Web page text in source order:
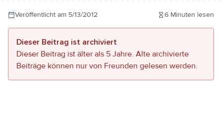
Veröffentlicht am 5/13/2012 6 Minuten lesen
Dieser Beitrag ist archiviert
Dieser Beitrag ist älter als 5 Jahre. Alte archivierte
Beiträge können nur von Freunden gelesen werden.